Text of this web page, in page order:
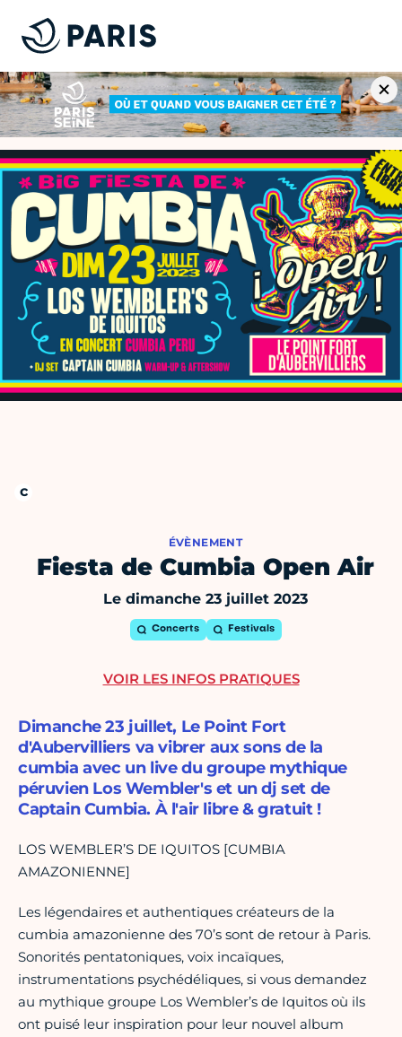
ÉVÈNEMENT
Fiesta de Cumbia Open Air
Le dimanche 23 juillet 2023
Concerts Festivals
Dimanche 23 juillet, Le Point Fort
d'Aubervilliers va vibrer aux sons de la
cumbia avec un live du groupe mythique
péruvien Los Wembler's et un dj set de
Captain Cumbia. À l'air libre & gratuit !
LOS WEMBLER’S DE IQUITOS [CUMBIA
AMAZONIENNE]
Les légendaires et authentiques créateurs de la
cumbia amazonienne des 70’s sont de retour à Paris.
Sonorités pentatoniques, voix incaïques,
instrumentations psychédéliques, si vous demandez
au mythique groupe Los Wembler’s de Iquitos où ils
ont puisé leur inspiration pour leur nouvel album
VOIR LES INFOS PRATIQUES